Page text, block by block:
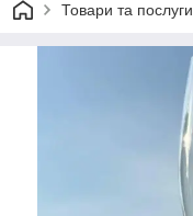
Товари та послуги